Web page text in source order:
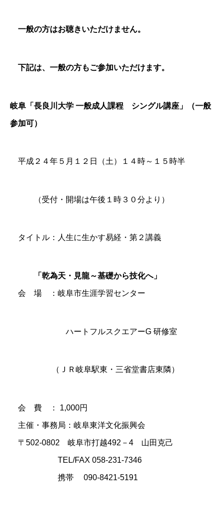
一般の方はお聴きいただけません。
下記は、一般の方もご参加いただけます。
岐阜「長良川大学 一般成人課程 シングル講座」（一般
参加可）
平成２４年５月１２日（土）１４時～１５時半
（受付・開場は午後１時３０分より）
タイトル：人生に生かす易経・第２講義
「乾為天・見龍～基礎から技化へ」
会 場 ：岐阜市生涯学習センター
ハートフルスクエアーG 研修室
（ＪＲ岐阜駅東・三省堂書店東隣）
会 費 ： 1,000円
主催・事務局：岐阜東洋文化振興会
〒502-0802 岐阜市打越492－4 山田克己
TEL/FAX 058-231-7346
携帯 090-8421-5191